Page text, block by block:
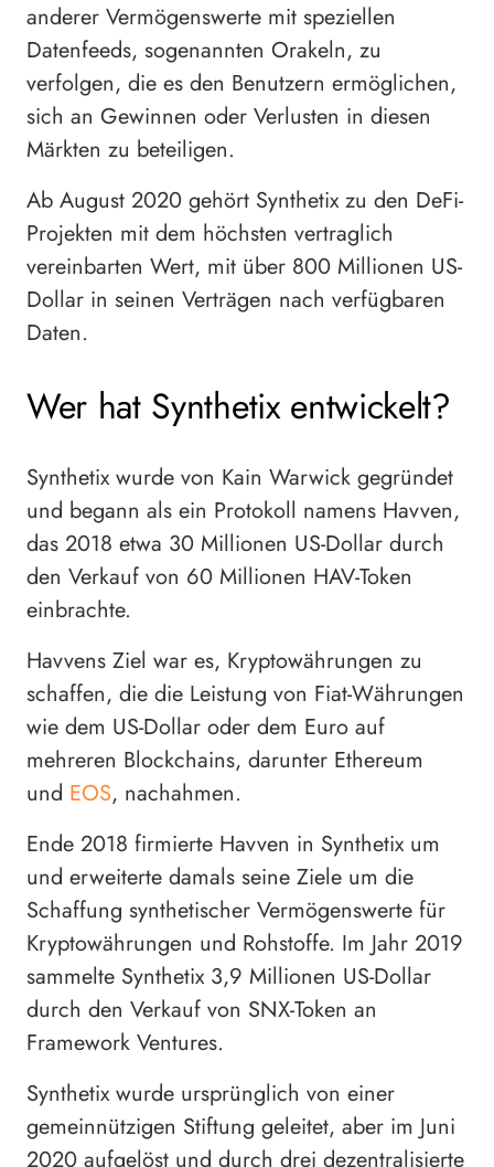
anderer Vermögenswerte mit speziellen
Datenfeeds, sogenannten Orakeln, zu
verfolgen, die es den Benutzern ermöglichen,
sich an Gewinnen oder Verlusten in diesen
Märkten zu beteiligen.
Ab August 2020 gehört Synthetix zu den DeFi-
Projekten mit dem höchsten vertraglich
vereinbarten Wert, mit über 800 Millionen US-
Dollar in seinen Verträgen nach verfügbaren
Daten.
Wer hat Synthetix entwickelt?
Synthetix wurde von Kain Warwick gegründet
und begann als ein Protokoll namens Havven,
das 2018 etwa 30 Millionen US-Dollar durch
den Verkauf von 60 Millionen HAV-Token
einbrachte.
Havvens Ziel war es, Kryptowährungen zu
schaffen, die die Leistung von Fiat-Währungen
wie dem US-Dollar oder dem Euro auf
mehreren Blockchains, darunter Ethereum
und EOS, nachahmen.
Ende 2018 firmierte Havven in Synthetix um
und erweiterte damals seine Ziele um die
Schaffung synthetischer Vermögenswerte für
Kryptowährungen und Rohstoffe. Im Jahr 2019
sammelte Synthetix 3,9 Millionen US-Dollar
durch den Verkauf von SNX-Token an
Framework Ventures.
Synthetix wurde ursprünglich von einer
gemeinnützigen Stiftung geleitet, aber im Juni
2020 aufgelöst und durch drei dezentralisierte